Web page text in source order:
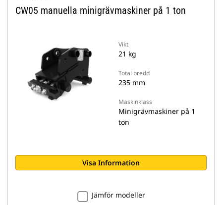
CW05 manuella minigrävmaskiner på 1 ton
Vikt
21 kg
Total bredd
235 mm
Maskinklass
Minigrävmaskiner på 1
ton
Visa Information
Jämför modeller